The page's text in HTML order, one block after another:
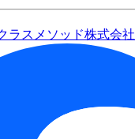
ラスメソッド株式会社